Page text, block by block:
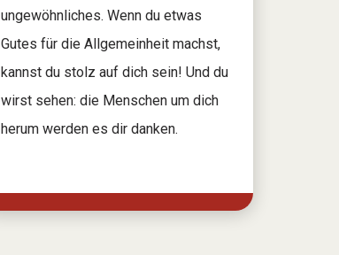
ungewöhnliches. Wenn du etwas
Gutes für die Allgemeinheit machst,
kannst du stolz auf dich sein! Und du
wirst sehen: die Menschen um dich
herum werden es dir danken.